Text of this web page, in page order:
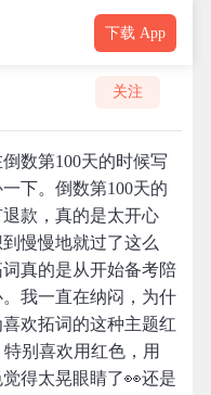
下载 App
关注
数第100天的时候写
下。倒数第100天的
款，真的是太开心
慢慢地就过了这么
真的是从开始备考陪
我一直在纳闷，为什
欢拓词的这种主题红
别喜欢用红色，用
得太晃眼睛了👀还是